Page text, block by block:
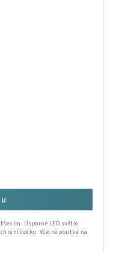
Úsporné LED světlo
čočku. Včetně poutka na